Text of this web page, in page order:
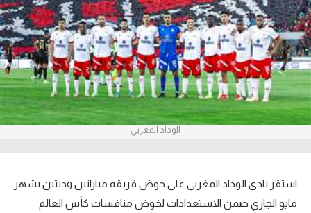
آراء حرة
ركن الألعاب
بطولات
أمريكا 2026
الدوري الإنجليزي الممتاز
الدوري الإسباني
الوداد المغربي
استقر نادي الوداد المغربي على خوض فريقه مباراتين وديتين بشهر
مايو الجاري ضمن الاستعدادات لخوض منافسات كأس العالم